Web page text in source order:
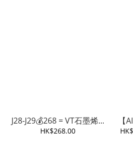
J28-J29💰268 = VT石墨烯...
HK$268.00
【